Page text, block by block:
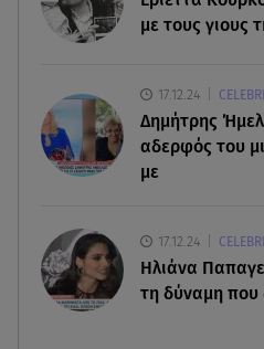
επόμενη ζωή να είμαστε
με τους γιους
17.12.24
Δημήτρης
αδερφός του
με
17.12.24
Ηλιάνα
τη δύναμη που